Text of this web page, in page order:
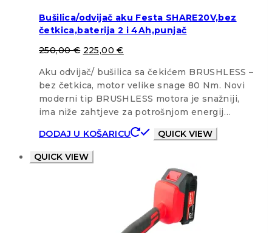
Bušilica/odvijač aku Festa SHARE20V,bez
četkica,baterija 2 i 4Ah,punjač
250,00€ 225,00€
Aku odvijač/ bušilica sa čekićem BRUSHLESS –
bez četkica, motor velike snage 80 Nm. Novi
moderni tip BRUSHLESS motora je snažniji,
ima niže zahtjeve za potrošnjom energij…
DODAJ U KOŠARICU
QUICK VIEW
QUICK VIEW